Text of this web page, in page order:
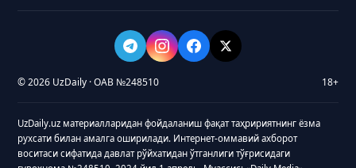
© 2026 UzDaily · ОАВ №248510 18+
UzDaily.uz материалларидан фойдаланиш фақат таҳририятнинг ёзма
рухсати билан амалга оширилади. Интернет-оммавий ахборот
воситаси сифатида давлат рўйхатидан ўтганлиги тўғрисидаги